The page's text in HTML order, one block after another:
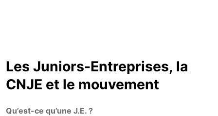
Les Juniors-Entreprises, la
CNJE et le mouvement
Qu’est-ce qu’une J.E. ?